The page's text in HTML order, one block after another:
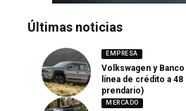
Últimas noticias
EMPRESA
Volkswagen y
línea de crédito a
prendario)
MERCADO